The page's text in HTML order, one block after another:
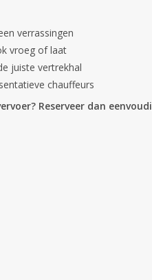
verrassingen
vroeg of laat
juiste vertrekhal
chauffeurs
Reserveer dan